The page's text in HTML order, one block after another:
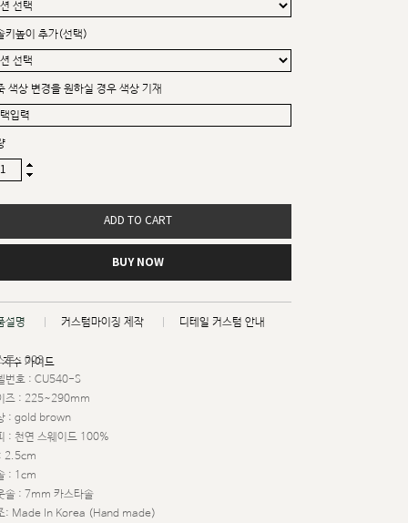
키높이 추가(선택)
색상 변경을 원하실 경우 색상 기재
ADD TO CART
BUY NOW
설명 커스텀마이징 제작 디테일 커스텀 안내
치수 가이드
트 : 003
번호 : CU540-S
즈 : 225~290mm
: gold brown
: 천연 스웨이드 100%
2.5cm
: 1cm
솔 : 7mm 카스타솔
: Made In Korea (Hand made)